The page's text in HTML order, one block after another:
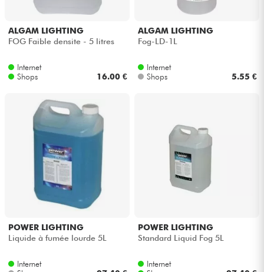
ALGAM LIGHTING
FOG Faible densite - 5 litres
Internet
Shops
16.00 €
ALGAM LIGHTING
Fog-LD-1L
Internet
Shops
5.55 €
POWER LIGHTING
Liquide à fumée lourde 5L
Internet
POWER LIGHTING
Standard Liquid Fog 5L
Internet